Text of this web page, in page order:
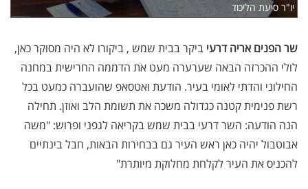
יו"ר סיעת הליכוד
שר הפנים אריה דרעי ביקר בבית שמש , ביקורו לא היה מסוקר כאן,
לולי ההכרזה הבאה שערערה מעט את הדממה החרישית במחנה
החילוני והדתי לאומי בעיר. הודעת ואטסאפ שהועברה כמעט בכל
רשת פנימית קטנה כגדולה משכה את תשומת הלב ואוזן. תחילה
הנה הודעה: השר דרעי בבית שמש בקריאה לגפני ופרוש: "משה
אבוטבול יהיה כאן ראש העיר גם בבחירות הבאות, חבל בינתיים
להכניס את העיר לקלחת מחלוקת מיותרת"